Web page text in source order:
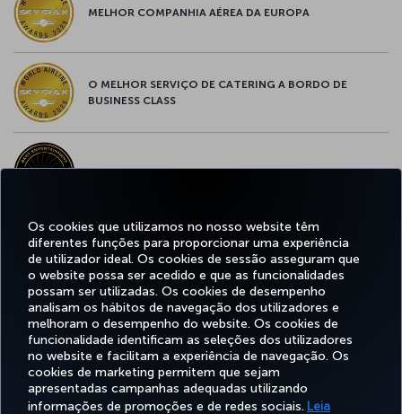
Os cookies que utilizamos no nosso website têm
diferentes funções para proporcionar uma experiência
de utilizador ideal. Os cookies de sessão asseguram que
o website possa ser acedido e que as funcionalidades
possam ser utilizadas. Os cookies de desempenho
analisam os hábitos de navegação dos utilizadores e
melhoram o desempenho do website. Os cookies de
funcionalidade identificam as seleções dos utilizadores
no website e facilitam a experiência de navegação. Os
cookies de marketing permitem que sejam
apresentadas campanhas adequadas utilizando
informações de promoções e de redes sociais. Leia
MELHOR COMPANHIA AÉREA DA EUROPA
O MELHOR SERVIÇO DE CATERING A BORDO DE
BUSINESS CLASS
MELHOR ENTRETENIMENTO DA EUROPA
MELHOR WI-FI DA EUROPA
Facebook
TwitterInstagram
YouTubeLinkedIn
TiktokBlogue
RESERVAR&GERIR EXPERIENCIE OFERTAS&DESTINOS AJUDA